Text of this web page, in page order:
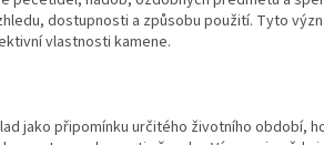
dostupnosti a způsobu použití. Tyto
vlastnosti kamene.
jako připomínku určitého životního období,